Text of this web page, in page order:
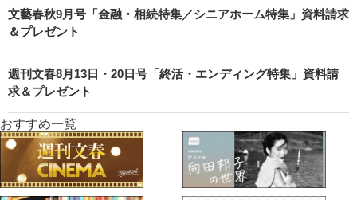
文藝春秋9月号「金融・相続特集／シニアホーム特集」資料請求
＆プレゼント
週刊文春8月13日・20日号「終活・エンディング特集」資料請
求＆プレゼント
おすすめ一覧